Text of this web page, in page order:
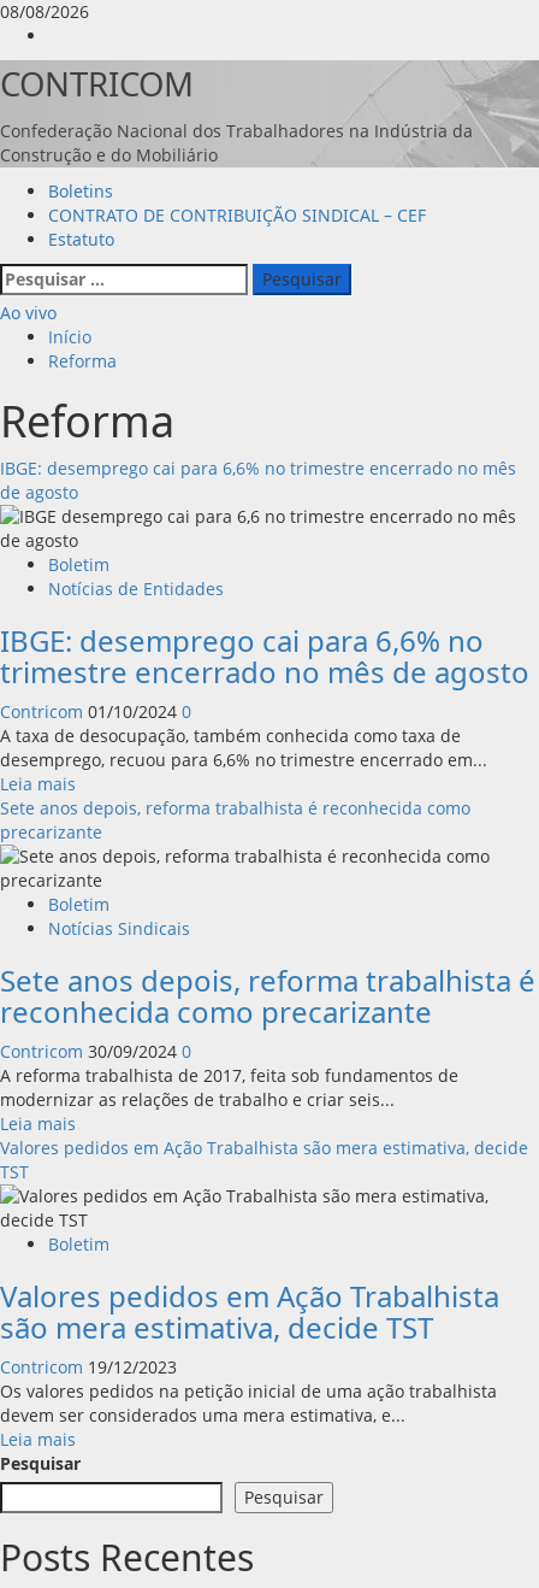
Avançar
para
o
conteúdo
08/08/2026
CONTRICOM
Confederação Nacional dos Trabalhadores na Indústria da
Construção e do Mobiliário
Menu
principal
Boletins
CONTRATO DE CONTRIBUIÇÃO SINDICAL – CEF
Estatuto
Pesquisar
por:
Ao vivo
Início
Reforma
Reforma
IBGE: desemprego cai para 6,6% no trimestre encerrado no mês
de agosto
Boletim
Notícias de Entidades
IBGE: desemprego cai para 6,6% no
trimestre encerrado no mês de agosto
Contricom 01/10/2024 0
A taxa de desocupação, também conhecida como taxa de
desemprego, recuou para 6,6% no trimestre encerrado em...
Leia mais
mais
sobre
IBGE:
desemprego
cai
para
no
trimestre
encerrado
no
mês
de
Sete anos depois, reforma trabalhista é reconhecida como
precarizante
Boletim
Notícias Sindicais
Sete anos depois, reforma trabalhista é
reconhecida como precarizante
Contricom 30/09/2024 0
A reforma trabalhista de 2017, feita sob fundamentos de
modernizar as relações de trabalho e criar seis...
Leia mais
mais
Sete
anos
depois,
trabalhista
é
reconhecida
como
precarizante
Valores pedidos em Ação Trabalhista são mera estimativa, decide
TST
Boletim
Valores pedidos em Ação Trabalhista
são mera estimativa, decide TST
Contricom 19/12/2023
Os valores pedidos na petição inicial de uma ação trabalhista
devem ser considerados uma mera estimativa, e...
Leia mais
mais
sobre
Valores
em
Pesquisar
Pesquisar
Posts Recentes